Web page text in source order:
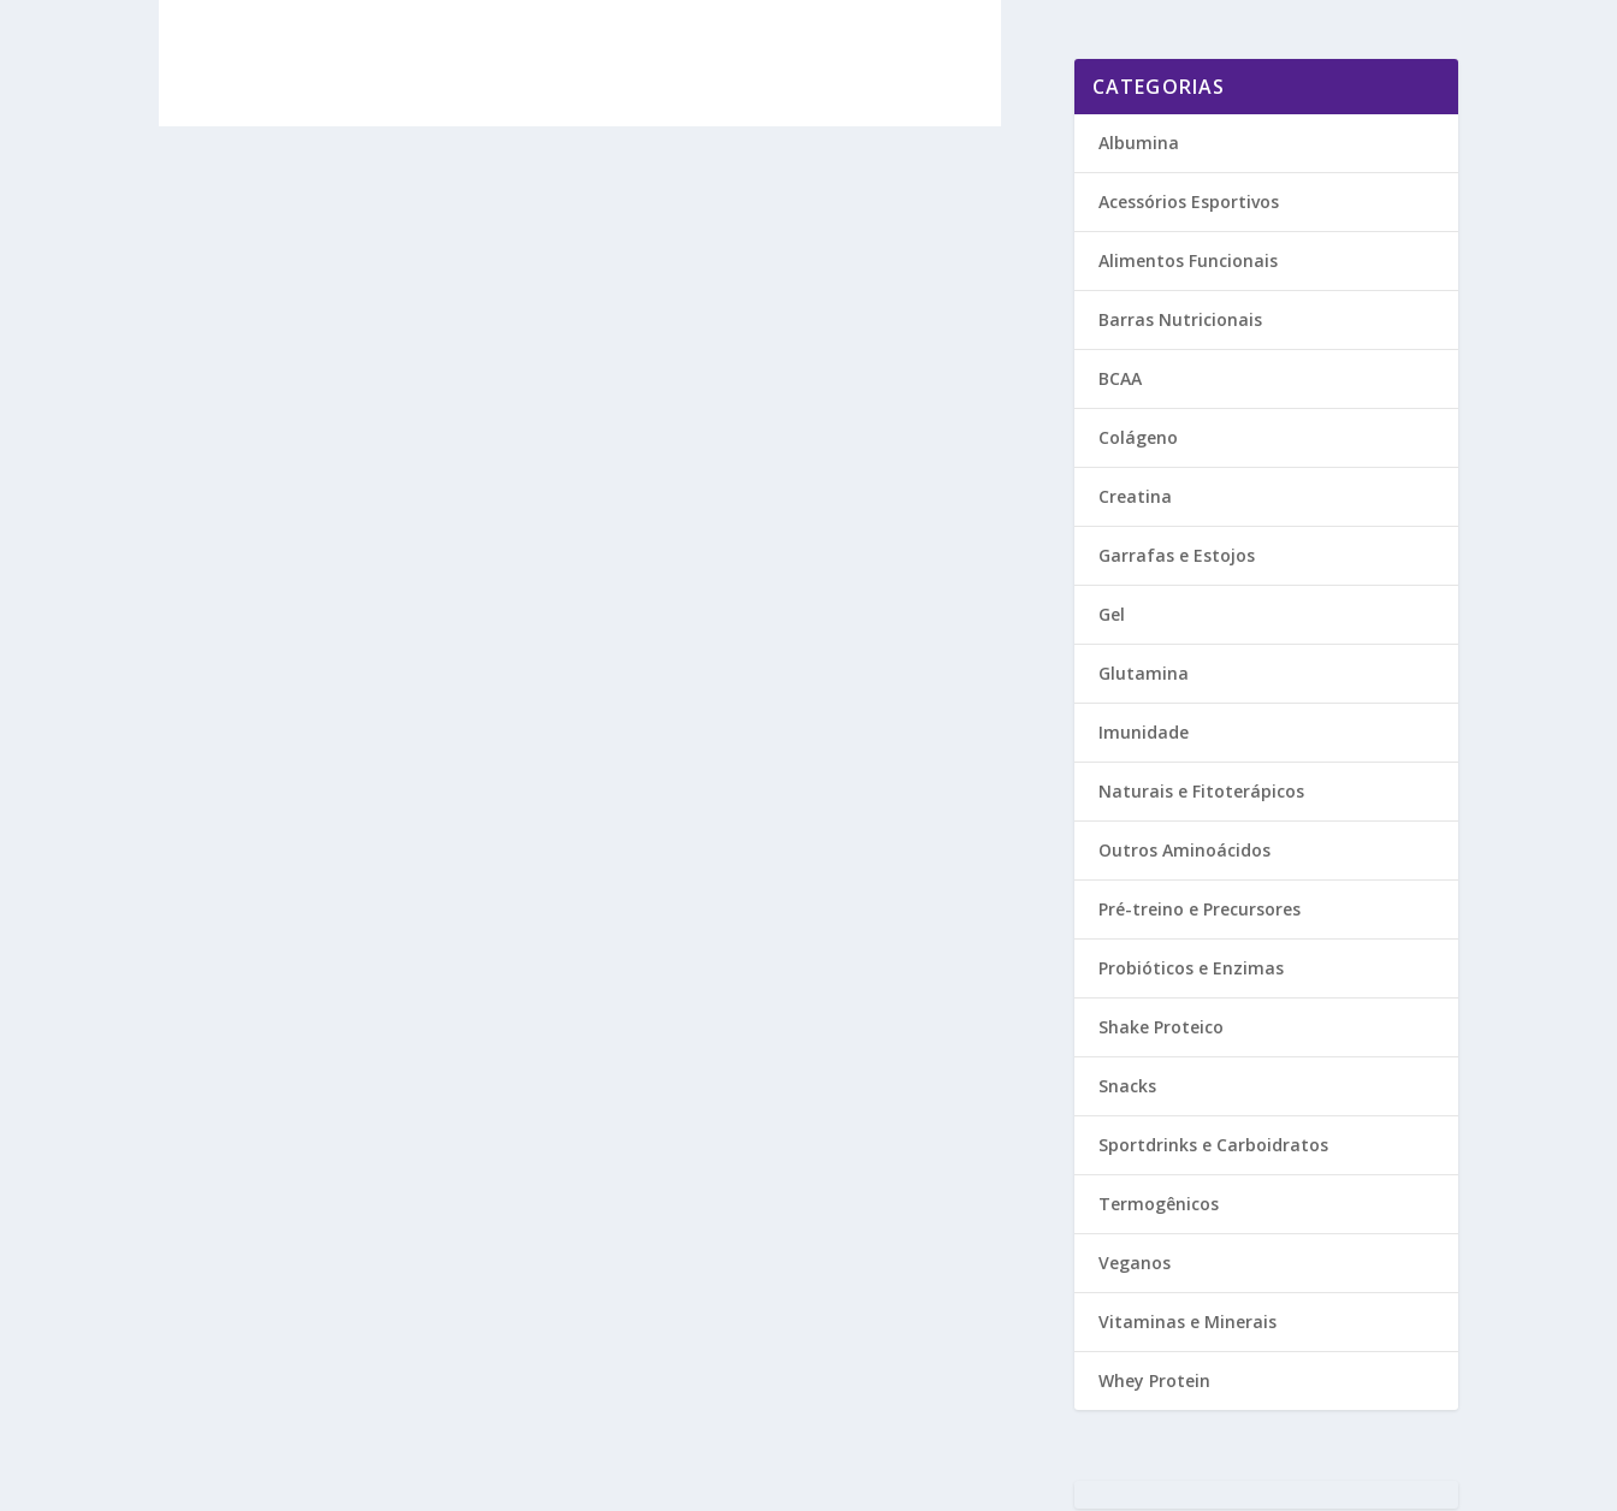
CATEGORIAS
Albumina
Acessórios Esportivos
Alimentos Funcionais
Barras Nutricionais
BCAA
Colágeno
Creatina
Garrafas e Estojos
Gel
Glutamina
Imunidade
Naturais e Fitoterápicos
Outros Aminoácidos
Pré-treino e Precursores
Probióticos e Enzimas
Shake Proteico
Snacks
Sportdrinks e Carboidratos
Termogênicos
Veganos
Vitaminas e Minerais
Whey Protein